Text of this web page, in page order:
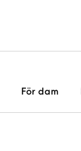
För dam